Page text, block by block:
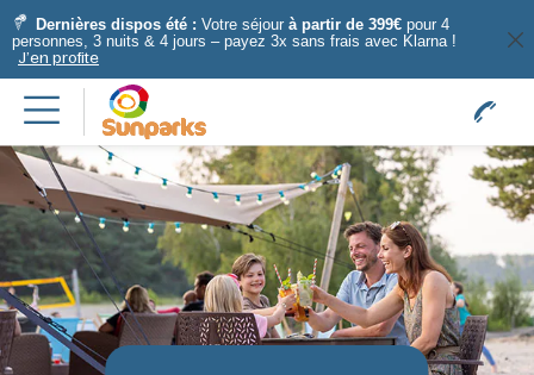
Dernières dispos été : Votre séjour à partir de 399€ pour 4
personnes, 3 nuits & 4 jours – payez 3x sans frais avec Klarna !
J’en profite